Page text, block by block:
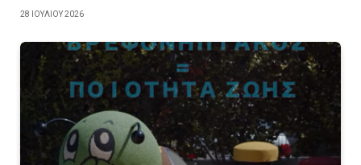
28 ΙΟΥΛΊΟΥ 2026